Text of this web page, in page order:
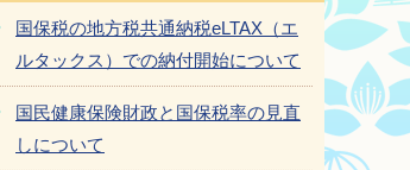
国保税の地方税共通納税eLTAX（エ
ルタックス）での納付開始について
国民健康保険財政と国保税率の見直
しについて